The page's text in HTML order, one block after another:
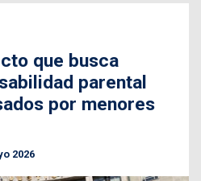
que busca
parental
por menores
2026